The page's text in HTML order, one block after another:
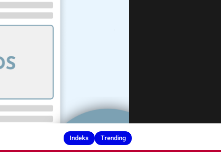
Indeks Trending